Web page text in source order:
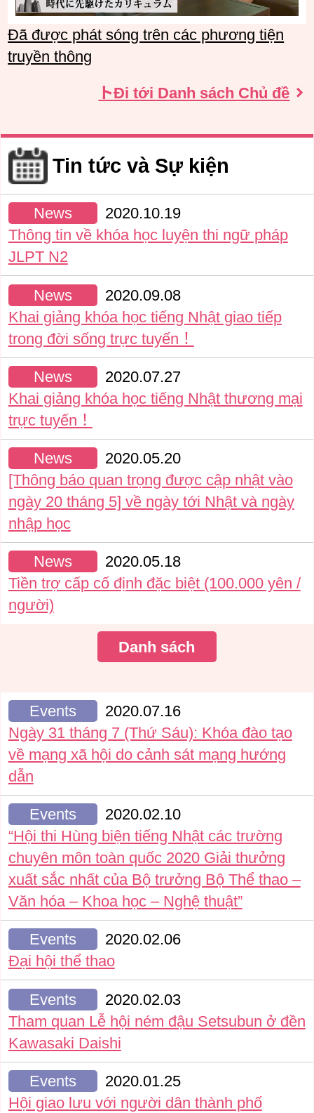
Đã được phát sóng trên các phương tiện
truyền thông
トĐi tới Danh sách Chủ đề
Tin tức và Sự kiện
News
2020.10.19
Thông tin về khóa học luyện thi ngữ pháp
JLPT N2
News
2020.09.08
Khai giảng khóa học tiếng Nhật giao tiếp
trong đời sống trực tuyến！
News
2020.07.27
Khai giảng khóa học tiếng Nhật thương mại
trực tuyến！
News
2020.05.20
[Thông báo quan trọng được cập nhật vào
ngày 20 tháng 5] về ngày tới Nhật và ngày
nhập học
News
2020.05.18
Tiền trợ cấp cố định đặc biệt (100.000 yên /
người)
Danh sách
Events
2020.07.16
Ngày 31 tháng 7 (Thứ Sáu): Khóa đào tạo
về mạng xã hội do cảnh sát mạng hướng
dẫn
Events
2020.02.10
“Hội thi Hùng biện tiếng Nhật các trường
chuyên môn toàn quốc 2020 Giải thưởng
xuất sắc nhất của Bộ trưởng Bộ Thể thao –
Văn hóa – Khoa học – Nghệ thuật”
Events
2020.02.06
Đại hội thể thao
Events
2020.02.03
Tham quan Lễ hội ném đậu Setsubun ở đền
Kawasaki Daishi
Events
2020.01.25
Hội giao lưu với người dân thành phố